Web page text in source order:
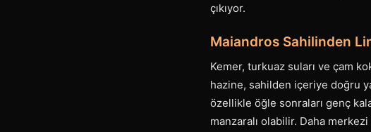
çıkıyor.
Maiandros Sahilinden
Kemer, turkuaz suları ve çam
hazine, sahilden içeriye doğru
özellikle öğle sonraları genç
manzaralı olabilir. Daha